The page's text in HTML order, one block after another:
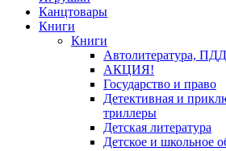
Канцтовары
Книги
Книги
Автолитература,
АКЦИЯ!
Государство и право
Детективная и
триллеры
Детская литература
Детское и школьное